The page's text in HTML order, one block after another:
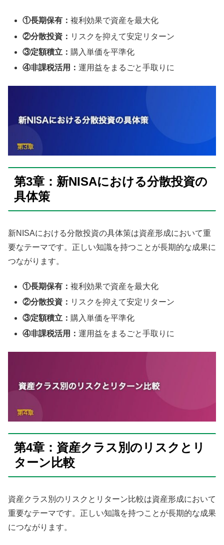
①長期保有：複利効果で資産を最大化
②分散投資： リスクを抑えて安定リターン
③定額積立： 購入単価を平準化
④非課税活用：運用益をまるごと手取りに
第3章：新NISAにおける分散投資の
具体策
新NISAにおける分散投資の具体策は資産形成において重
要なテーマです。正しい知識を持つことが長期的な成果に
つながります。
①長期保有：複利効果で資産を最大化
②分散投資： リスクを抑えて安定リターン
③定額積立： 購入単価を平準化
④非課税活用：運用益をまるごと手取りに
第4章：資産クラス別のリスクとリ
ターン比較
資産クラス別のリスクとリターン比較は資産形成において
重要なテーマです。正しい知識を持つことが長期的な成果
につながります。